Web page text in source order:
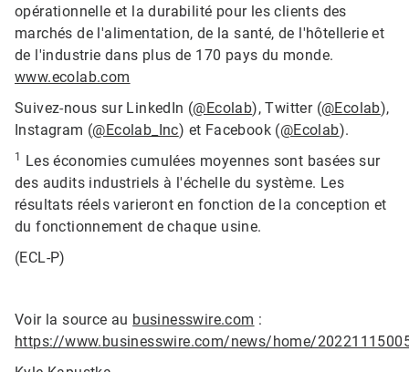
opérationnelle et la durabilité pour les clients des
marchés de l'alimentation, de la santé, de l'hôtellerie et
de l'industrie dans plus de 170 pays du monde.
www.ecolab.com
Suivez-nous sur LinkedIn (@Ecolab), Twitter (@Ecolab),
Instagram (@Ecolab_Inc) et Facebook (@Ecolab).
1
Les économies cumulées moyennes sont basées sur
des audits industriels à l'échelle du système. Les
résultats réels varieront en fonction de la conception et
du fonctionnement de chaque usine.​​​​​​​
(ECL-P)
Voir la source au businesswire.com :
https://www.businesswire.com/news/home/